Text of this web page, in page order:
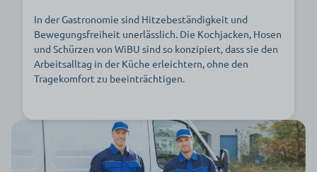
In der Gastronomie sind Hitzebeständigkeit und
Bewegungsfreiheit unerlässlich. Die Kochjacken, Hosen
und Schürzen von WiBU sind so konzipiert, dass sie den
Arbeitsalltag in der Küche erleichtern, ohne den
Tragekomfort zu beeinträchtigen.